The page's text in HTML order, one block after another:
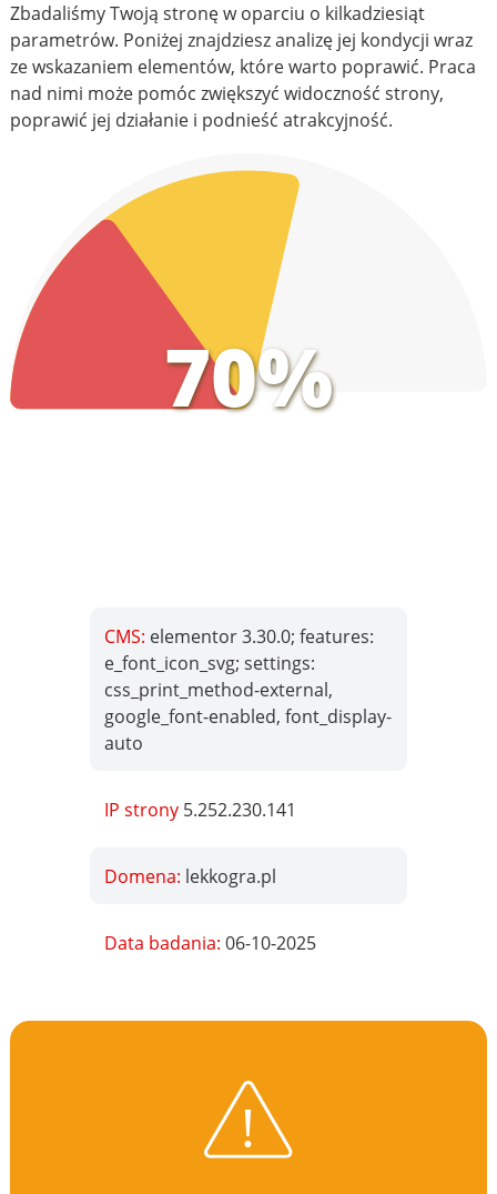
Zbadaliśmy Twoją stronę w oparciu o kilkadziesiąt
parametrów. Poniżej znajdziesz analizę jej kondycji wraz
ze wskazaniem elementów, które warto poprawić. Praca
nad nimi może pomóc zwiększyć widoczność strony,
poprawić jej działanie i podnieść atrakcyjność.
70%
CMS: elementor 3.30.0; features:
e_font_icon_svg; settings:
css_print_method-external,
google_font-enabled, font_display-
auto
IP strony 5.252.230.141
Domena: lekkogra.pl
Data badania:06-10-2025